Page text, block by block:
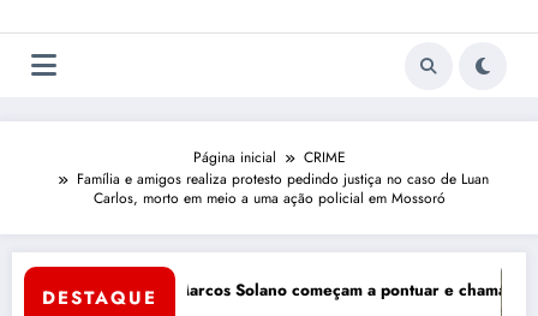
Página inicial
CRIME
Família e amigos realiza protesto pedindo justiça no caso de Luan
Carlos, morto em meio a uma ação policial em Mossoró
DESTAQUE
Tércio Tinôco e Marcos Solano começam a pontuar e chamam